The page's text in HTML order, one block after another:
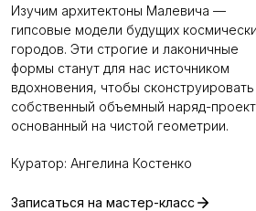
Изучим архитектоны Малевича —
гипсовые модели будущих
городов. Эти строгие и лаконичные
формы станут для нас источником
вдохновения, чтобы сконструировать
собственный объемный наряд-
основанный на чистой геометрии.
Куратор: Ангелина Костенко
Записаться на мастер-класс